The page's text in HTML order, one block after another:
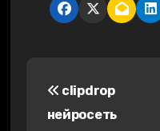
clipdrop
нейросеть